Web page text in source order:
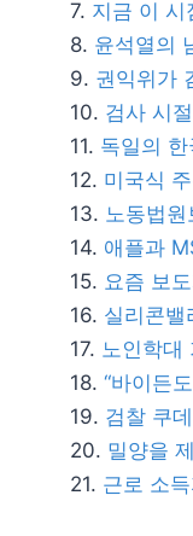
지금 이 시
윤석열의
권익위가
검사 시
독일의
미국식
노동법
애플과
요즘 보
실리콘밸
노인학대
“바이든
검찰 쿠
밀양을
근로 소